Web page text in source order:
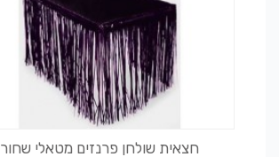
חצאית שולחן פרנזים מטאלי שחור